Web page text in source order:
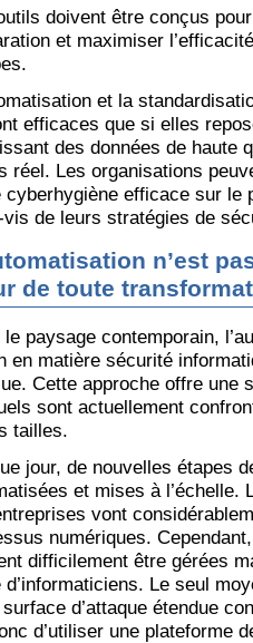
doivent être conçus
et maximiser
et la
efficaces que si elles
des données de haute
réel. Les organisations
cyberhygiène efficace sur le
de leurs stratégies de
n’est
de toute
le paysage contemporain,
en matière sécurité
Cette approche offre une
sont actuellement
tailles.
jour, de nouvelles étapes
et mises à l’échelle.
vont
numériques.
difficilement être gérées
d’informaticiens. Le seul
d’attaque étendue
d’utiliser une plateforme